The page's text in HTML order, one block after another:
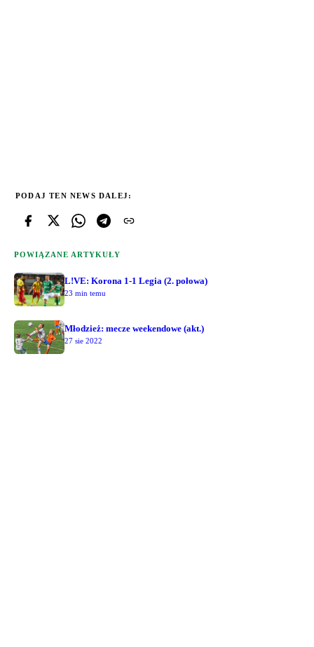
PODAJ TEN NEWS DALEJ:
POWIĄZANE ARTYKUŁY
L!VE: Korona 1-1 Legia (2. połowa)
23 min temu
Młodzież: mecze weekendowe (akt.)
27 sie 2022